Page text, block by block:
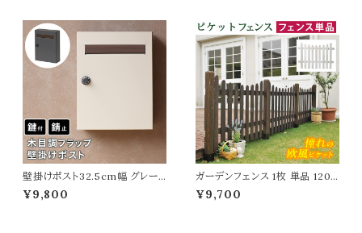
台 鉢植え台 植木鉢台 フラワー
スタンド フラワーラック 通気性
排水性 湿気対策 幅60cm 奥行
25cm 高さ35.5cm
しゃれ 北欧 モダン ベランダ バ
ルコニー ガーデニング 庭 玄関
テラス 家庭菜園 花壇 観葉植物
野菜 果物 水抜き穴付
壁掛けポスト32.5cm幅 グレー
グレージュ 玄関ポスト 郵便ポス
ト 木目調 ダイヤルロック式ポスト
¥9,800
ガーデンフェンス 1枚 単品 120c
m幅 U型フェンス ダークブラウン
ホワイト 茶色 白 ウッドフェンス
¥9,700